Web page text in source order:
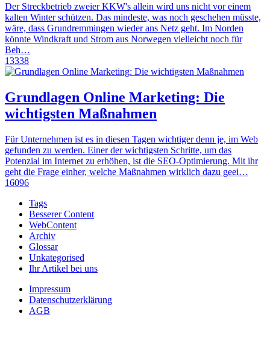
Der Streckbetrieb zweier KKW's allein wird uns nicht vor einem
kalten Winter schützen. Das mindeste, was noch geschehen müsste,
wäre, dass Grundremmingen wieder ans Netz geht. Im Norden
könnte Windkraft und Strom aus Norwegen vielleicht noch für
Beh…
13338
Grundlagen Online Marketing: Die
wichtigsten Maßnahmen
Für Unternehmen ist es in diesen Tagen wichtiger denn je, im Web
gefunden zu werden. Einer der wichtigsten Schritte, um das
Potenzial im Internet zu erhöhen, ist die SEO-Optimierung. Mit ihr
geht die Frage einher, welche Maßnahmen wirklich dazu geei…
16096
Tags
Besserer Content
WebContent
Archiv
Glossar
Unkategorised
Ihr Artikel bei uns
Impressum
Datenschutzerklärung
AGB